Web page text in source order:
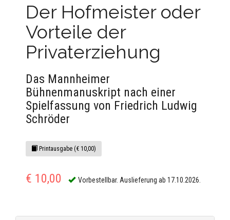
Der Hofmeister oder
Vorteile der
Privaterziehung
Das Mannheimer
Bühnenmanuskript nach einer
Spielfassung von Friedrich Ludwig
Schröder
Printausgabe (€ 10,00)
€ 10,00 Vorbestellbar. Auslieferung ab 17.10.2026.